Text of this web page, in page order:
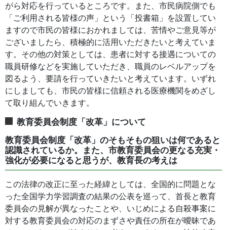
がら対応を行っているところです。また、市民病院側でも
「ご利用される皆様の声」という「投書箱」を設置してい
ますので市民の皆様におかれましては、苦情やご意見等が
ございましたら、積極的に活用いただきたいと考えていま
す。その他の対策としては、患者に対する接遇についての
職員研修などを実施していただき、職員のレベルアップを
図るよう、要請を行っていきたいと考えています。いずれ
にしましても、市民の皆様に信頼される医療機関をめざし
て取り組んでいきます。
教育委員会制度「改革」について
教育委員会制度「改革」のそもそもの狙いは何であると
認識されているか。また、市教育委員会の更なる充実・
強化が必要になると思うが、教育長の考えは
この法律の改正に至った経緯としては、全国的に問題とな
った全国学力学習調査の結果の公表を巡って、首長と教育
委員会の見解が異なったことや、いじめによる自殺事案に
対する教育委員会の対応のまずさや責任の所在が曖昧であ